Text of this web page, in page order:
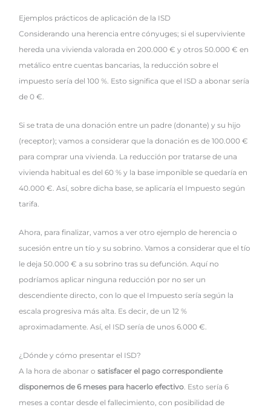
Ejemplos prácticos de aplicación de la ISD
Considerando una herencia entre cónyuges; si el superviviente
hereda una vivienda valorada en 200.000 € y otros 50.000 € en
metálico entre cuentas bancarias, la reducción sobre el
impuesto sería del 100 %. Esto significa que el ISD a abonar sería
de 0 €.
Si se trata de una donación entre un padre (donante) y su hijo
(receptor); vamos a considerar que la donación es de 100.000 €
para comprar una vivienda. La reducción por tratarse de una
vivienda habitual es del 60 % y la base imponible se quedaría en
40.000 €. Así, sobre dicha base, se aplicaría el Impuesto según
tarifa.
Ahora, para finalizar, vamos a ver otro ejemplo de herencia o
sucesión entre un tío y su sobrino. Vamos a considerar que el tío
le deja 50.000 € a su sobrino tras su defunción. Aquí no
podríamos aplicar ninguna reducción por no ser un
descendiente directo, con lo que el Impuesto sería según la
escala progresiva más alta. Es decir, de un 12 %
aproximadamente. Así, el ISD sería de unos 6.000 €.
¿Dónde y cómo presentar el ISD?
A la hora de abonar o satisfacer el pago correspondiente
disponemos de 6 meses para hacerlo efectivo . Esto sería 6
meses a contar desde el fallecimiento, con posibilidad de